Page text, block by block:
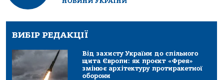
ВИБІР РЕДАКЦІЇ
Від захисту України до спільного
щита Європи: як проєкт «Фрея»
змінює архітектуру протиракетної
оборони